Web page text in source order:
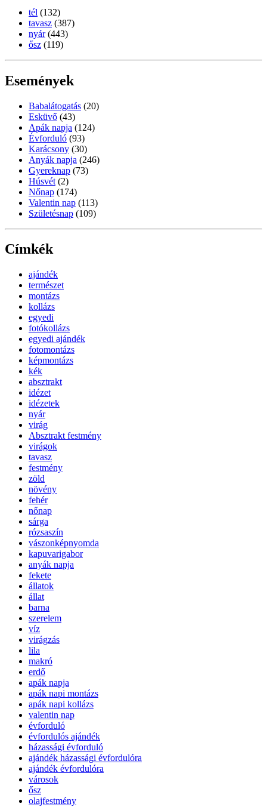
tél (132)
tavasz (387)
nyár (443)
ősz (119)
Események
Babalátogatás (20)
Esküvő (43)
Apák napja (124)
Évforduló (93)
Karácsony (30)
Anyák napja (246)
Gyereknap (73)
Húsvét (2)
Nőnap (174)
Valentin nap (113)
Születésnap (109)
Címkék
ajándék
természet
montázs
kollázs
egyedi
fotókollázs
egyedi ajándék
fotomontázs
képmontázs
kék
absztrakt
idézet
idézetek
nyár
virág
Absztrakt festmény
virágok
tavasz
festmény
zöld
növény
fehér
nőnap
sárga
rózsaszín
vászonképnyomda
kapuvarigabor
anyák napja
fekete
állatok
állat
barna
szerelem
víz
virágzás
lila
makró
erdő
apák napja
apák napi montázs
apák napi kollázs
valentin nap
évforduló
évfordulós ajándék
házassági évforduló
ajándék házassági évfordulóra
ajándék évfordulóra
városok
ősz
olajfestmény